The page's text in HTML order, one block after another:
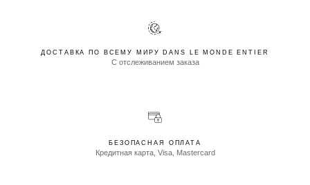
ДОСТАВКА ПО ВСЕМУ МИРУ DANS LE MONDE ENTIER
С отслеживанием заказа
БЕЗОПАСНАЯ ОПЛАТА
Кредитная карта, Visa, Mastercard